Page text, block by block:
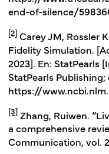
end-of-silence/
[2] Carey JM, Rossler
Fidelity Simulation.
2023]. En: StatPearls
StatPearls
https://
[3] Zhang, Ruiwen.
a comprehensive
Communication, vol.